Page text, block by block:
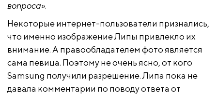
вопроса».
Некоторые интернет-пользователи признались,
что именно изображение Липы привлекло их
внимание. А правообладателем фото является
сама певица. Поэтому не очень ясно, от кого
Samsung получили разрешение. Липа пока не
давала комментарии по поводу ответа от